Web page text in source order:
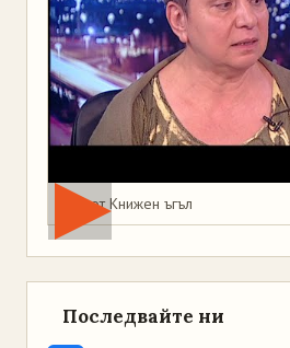
Мая от Книжен ъгъл
Последвайте ни